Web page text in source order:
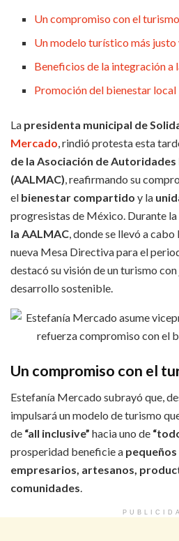
Un compromiso con el
Un modelo turístico más
Beneficios de la integración a
Promoción del bienestar local
La presidenta municipal de
Mercado, rindió protesta esta
de la Asociación de Autoridades
(AALMAC), reafirmando su
el bienestar compartido y la
progresistas de México. Durante la
la AALMAC, donde se llevó a
nueva Mesa Directiva para el
destacó su visión de un turismo con
desarrollo sostenible.
Un compromiso con el
Estefanía Mercado subrayó que,
impulsará un modelo de turismo
de “all inclusive” hacia uno de
prosperidad beneficie a
empresarios, artesanos,
comunidades.